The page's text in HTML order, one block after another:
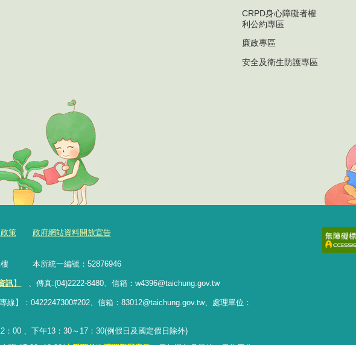
CRPD身心障礙者權
利公約專區
廉政專區
安全及衛生防護專區
策 政府網站資料開放宣告
三樓 本所統一編號：52876946
訊】 、傳真:(04)2222-8480、 信箱： w4396@taichung.gov.tw
線】：0422247300#202、信箱：83012@taichung.gov.tw、處理單位：
：00 、下午13：30～17：30(例假日及國定假日除外)